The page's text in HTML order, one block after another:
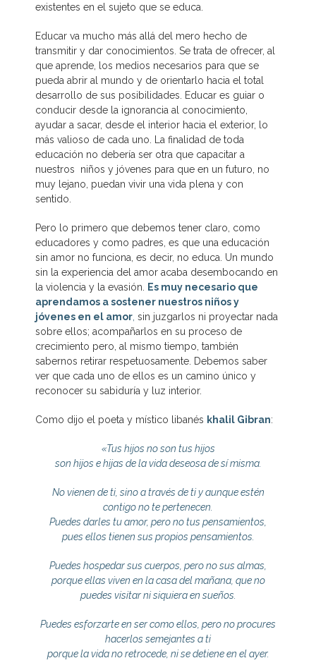
existentes en el sujeto que se educa.
Educar va mucho más allá del mero hecho de
transmitir y dar conocimientos. Se trata de ofrecer, al
que aprende, los medios necesarios para que se
pueda abrir al mundo y de orientarlo hacia el total
desarrollo de sus posibilidades. Educar es guiar o
conducir desde la ignorancia al conocimiento,
ayudar a sacar, desde el interior hacia el exterior, lo
más valioso de cada uno. La finalidad de toda
educación no debería ser otra que capacitar a
nuestros niños y jóvenes para que en un futuro, no
muy lejano, puedan vivir una vida plena y con
sentido.
Pero lo primero que debemos tener claro, como
educadores y como padres, es que una educación
sin amor no funciona, es decir, no educa. Un mundo
sin la experiencia del amor acaba desembocando en
la violencia y la evasión.
Es muy necesario que
aprendamos a sostener nuestros niños y
jóvenes en el amor sin juzgarlos ni proyectar nada
sobre ellos; acompañarlos en su proceso de
crecimiento pero, al mismo tiempo, también
sabernos retirar respetuosamente. Debemos saber
ver que cada uno de ellos es un camino único y
reconocer su sabiduría y luz interior.
Como dijo el poeta y místico libanés khalil Gibran:
«Tus hijos no son tus hijos
son hijos e hijas de la vida deseosa de sí misma.
No vienen de ti, sino a través de ti y aunque estén
contigo no te pertenecen.
Puedes darles tu amor, pero no tus pensamientos,
pues ellos tienen sus propios pensamientos.
Puedes hospedar sus cuerpos, pero no sus almas,
porque ellas viven en la casa del mañana, que no
puedes visitar ni siquiera en sueños.
Puedes esforzarte en ser como ellos, pero no procures
hacerlos semejantes a ti
porque la vida no retrocede, ni se detiene en el ayer.